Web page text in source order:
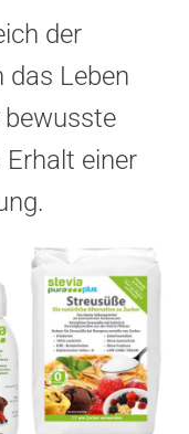
der
das Leben
bewusste
einer